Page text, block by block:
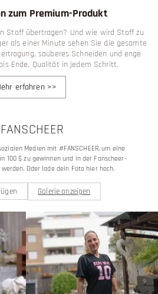
zum Premium-Produkt
Stoff übertragen? Und wie wird Stoff zu
als einer Minute sehen Sie die gesamte
sauberes Schneiden und enge
Ende, Qualität in jedem Schritt.
erfahren>>
Medien mit #FANSCHEER, um eine
100 $ zu gewinnen und in der Fanscheer-
Oder lade dein Foto hier hoch.
Galerie anzeigen